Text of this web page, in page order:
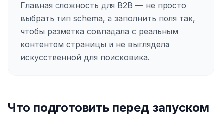
Главная сложность для B2B — не просто
выбрать тип schema, а заполнить поля так,
чтобы разметка совпадала с реальным
контентом страницы и не выглядела
искусственной для поисковика.
Что подготовить перед запуском